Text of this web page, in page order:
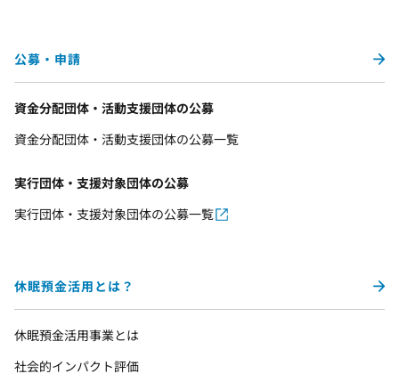
公募・申請
資金分配団体・活動支援団体の公募
資金分配団体・活動支援団体の公募一覧
実行団体・支援対象団体の公募
実行団体・支援対象団体の公募一覧
休眠預金活用とは？
休眠預金活用事業とは
社会的インパクト評価